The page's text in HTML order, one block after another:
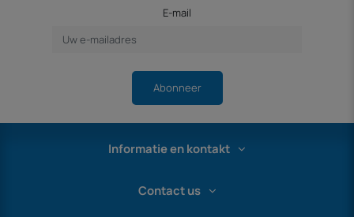
E-mail
Abonneer
Informatie en kontakt
Contact us